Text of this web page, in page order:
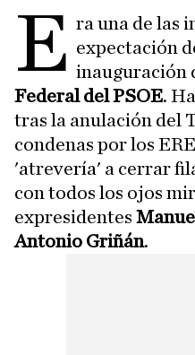
E ra una de las
expectación
inauguración
Federal del PSOE.
tras la anulación del
condenas por los
'atrevería' a cerrar
con todos los ojos
expresidentes
Antonio Griñán.